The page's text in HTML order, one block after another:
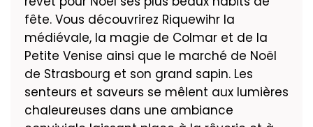
fête. Vous découvrirez Riquewihr la
médiévale, la magie de Colmar et de la
Petite Venise ainsi que le marché de Noël
de Strasbourg et son grand sapin. Les
senteurs et saveurs se mêlent aux lumières
chaleureuses dans une ambiance